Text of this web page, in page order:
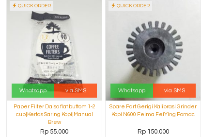
QUICK ORDER
Whatsapp via SMS
Paper Filter Daiso flat buttom 1-2
cup|Kertas Saring Kopi|Manual
Brew
Rp 55.000
QUICK ORDER
Whatsapp via SMS
Spare Part Gerigi Kalibrasi Grinder
Kopi N600 Feima FeiYing Fomac
Rp 150.000